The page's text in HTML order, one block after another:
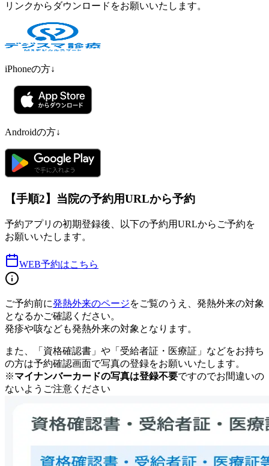
リンクからダウンロードをお願いいたします。
iPhoneの方↓
Androidの方↓
【手順2】当院の予約用URLから予約
予約アプリの初期登録後、以下の予約用URLからご予約を
お願いいたします。
WEB予約はこちら
ご予約前に発熱外来のページをご覧のうえ、発熱外来の対象
となるかご確認ください。
発疹や咳なども発熱外来の対象となります。
また、 「資格確認書」や「受給者証・医療証」 などをお持ち
の方は予約確認画面で写真の登録をお願いいたします。
※マイナンバーカードの写真は登録不要ですのでお間違いの
ないようご注意ください